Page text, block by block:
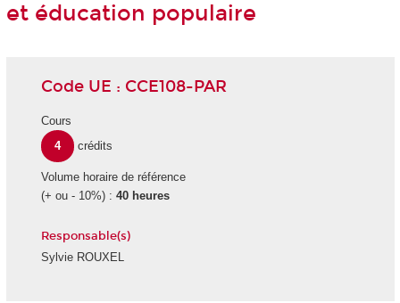
et éducation populaire
Code UE : CCE108-PAR
Cours
4
crédits
Volume horaire de référence
(+ ou - 10%) : 40 heures
Responsable(s)
Sylvie ROUXEL